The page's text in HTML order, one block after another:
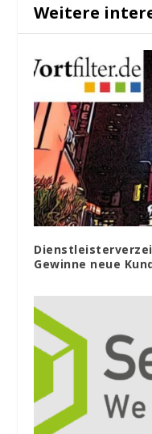
Weitere
Gewinne neue